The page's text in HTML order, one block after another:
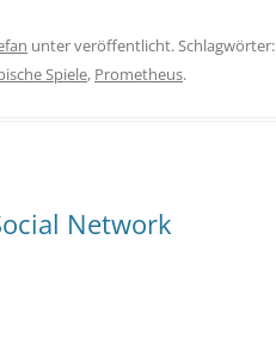
unter veröffentlicht. Schlagwörter:
Spiele, Prometheus.
Network